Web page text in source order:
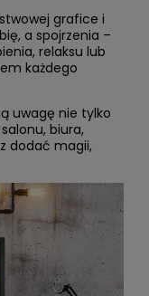
grafice i
a spojrzenia –
relaksu lub
każdego
uwagę nie tylko
biura,
dodać magii,